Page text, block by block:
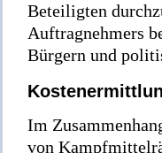
Beteiligten
Auftragnehmers
Bürgern und
Im
von